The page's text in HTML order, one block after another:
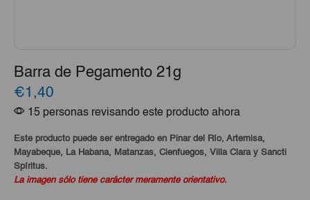
Barra de Pegamento 21g
€1,40
15 personas revisando este producto ahora
Este producto puede ser entregado en Pinar del Río, Artemisa,
Mayabeque, La Habana, Matanzas, Cienfuegos, Villa Clara y Sancti
Spíritus.
La imagen sólo tiene carácter meramente orientativo.